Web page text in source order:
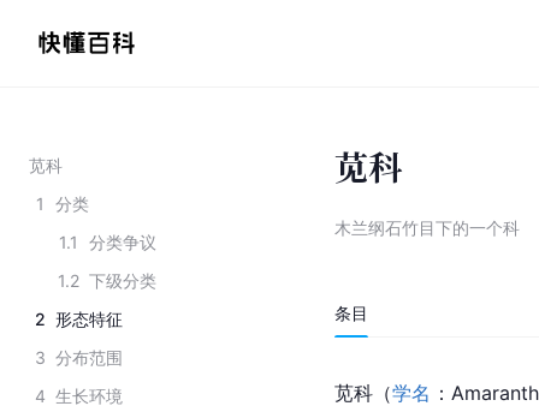
苋科
1
分类
1.1
分类争议
1.2 下级分类
2 形态特征
3 分布范围
4 生长环境
苋科
木兰纲石竹目下的一个科
条目
苋科（学名 ：